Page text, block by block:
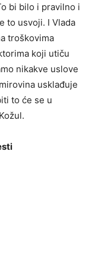
bi bilo i pravilno i
to usvoji. I Vlada
troškovima
koji utiču
nikakve uslove
usklađuje
to će se u